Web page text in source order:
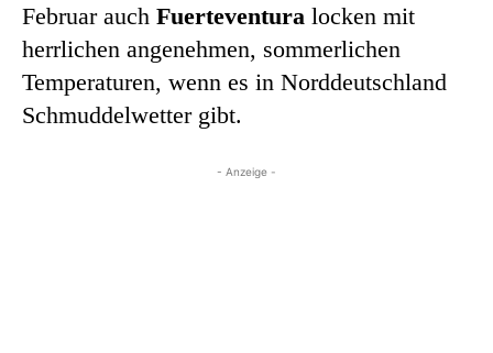
Februar auch Fuerteventura locken mit
herrlichen angenehmen, sommerlichen
Temperaturen, wenn es in Norddeutschland
Schmuddelwetter gibt.
- Anzeige -